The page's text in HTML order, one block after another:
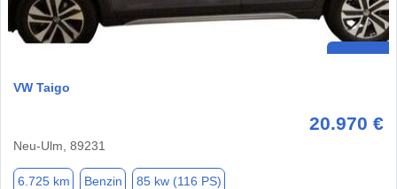
VW Taigo
20.970 €
Neu-Ulm, 89231
6.725 km Benzin 85 kw (116 PS)